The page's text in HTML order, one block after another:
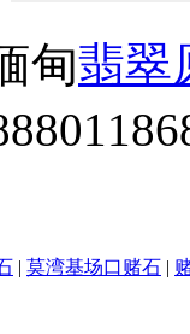
甸翡翠
| 莫湾基场口赌石 |